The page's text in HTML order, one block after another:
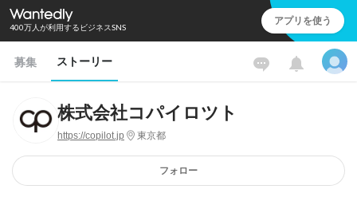
400万人が利用するビジネスSNS アプリを使う
募集 ストーリー
株式会社コパイロツト
https://copilot.jp 東京都
フォロー